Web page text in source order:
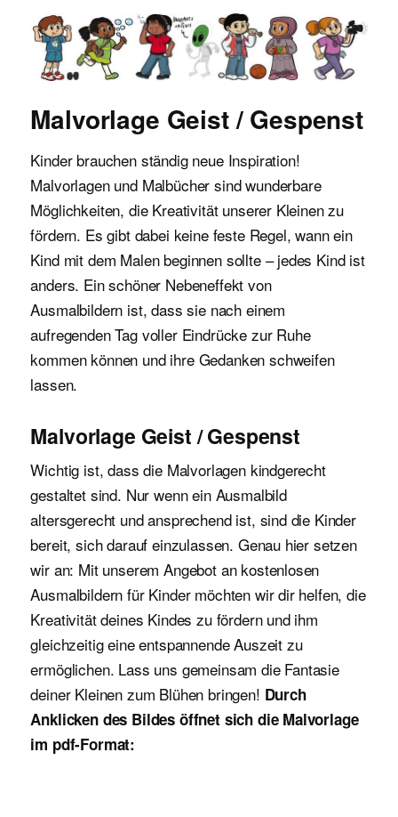
Malvorlagen für Kinder
Malvorlage Geist / Gespenst
Kinder brauchen ständig neue Inspiration!
Malvorlagen und Malbücher sind wunderbare
Möglichkeiten, die Kreativität unserer Kleinen zu
fördern. Es gibt dabei keine feste Regel, wann ein
Kind mit dem Malen beginnen sollte – jedes Kind ist
anders. Ein schöner Nebeneffekt von
Ausmalbildern ist, dass sie nach einem
aufregenden Tag voller Eindrücke zur Ruhe
kommen können und ihre Gedanken schweifen
lassen.
Malvorlage Geist / Gespenst
Wichtig ist, dass die Malvorlagen kindgerecht
gestaltet sind. Nur wenn ein Ausmalbild
altersgerecht und ansprechend ist, sind die Kinder
bereit, sich darauf einzulassen. Genau hier setzen
wir an: Mit unserem Angebot an kostenlosen
Ausmalbildern für Kinder möchten wir dir helfen, die
Kreativität deines Kindes zu fördern und ihm
gleichzeitig eine entspannende Auszeit zu
ermöglichen. Lass uns gemeinsam die Fantasie
deiner Kleinen zum Blühen bringen! Durch
Anklicken des Bildes öffnet sich die Malvorlage
im pdf-Format: